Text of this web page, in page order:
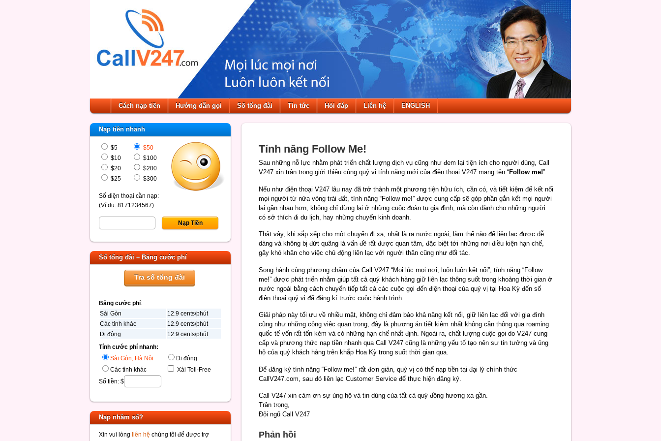
Cách nạp tiền Hướng dẫn gọi Số tổng đài Tin tức Hỏi đáp Liên hệ ENGLISH
Nạp tiền nhanh
$5
$10
$20
$25
$50
$100
$200
$300
Số điện thoại cần nạp:
(Ví dụ: 8171234567)
Số tổng đài – Bảng cước phí
Tra số tổng đài
Bảng cước phí:
Sài Gòn
12.9 cents/phút
Các tỉnh khác
12.9 cents/phút
Di động
12.9 cents/phút
Tính cước phí nhanh:
Sài Gòn, Hà Nội
Di động
Các tỉnh khác
Xài Toll-Free
Số tiền: $
Nạp nhầm số?
Xin vui lòng liên hệ chúng tôi để được trợ
Tính năng Follow Me!
Sau những nỗ lực nhằm phát triển chất lượng dịch vụ cũng như đem lại tiện ích cho người dùng, Call
V247 xin trân trọng giới thiệu cùng quý vị tính năng mới của điện thoại V247 mang tên “Follow me!”.
Nếu như điện thoại V247 lâu nay đã trở thành một phương tiện hữu ích, cần có, và tiết kiệm để kết nối
mọi người từ nửa vòng trái đất, tính năng “Follow me!” được cung cấp sẽ góp phần gắn kết mọi người
lại gần nhau hơn, không chỉ dừng lại ở những cuộc đoàn tụ gia đình, mà còn dành cho những người
có sở thích đi du lịch, hay những chuyến kinh doanh.
Thật vậy, khi sắp xếp cho một chuyến đi xa, nhất là ra nước ngoài, làm thế nào để liên lạc được dễ
dàng và không bị đứt quãng là vấn đề rất được quan tâm, đặc biệt tới những nơi điều kiện hạn chế,
gây khó khăn cho việc chủ động liên lạc với người thân cũng như đối tác.
Song hành cùng phương châm của Call V247 “Mọi lúc mọi nơi, luôn luôn kết nối”, tính năng “Follow
me!” được phát triển nhằm giúp tất cả quý khách hàng giữ liên lạc thông suốt trong khoảng thời gian ở
nước ngoài bằng cách chuyển tiếp tất cả các cuộc gọi đến điện thoại của quý vị tại Hoa Kỳ đến số
điện thoại quý vị đã đăng kí trước cuộc hành trình.
Giải pháp này tối ưu về nhiều mặt, không chỉ đảm bảo khả năng kết nối, giữ liên lạc đối với gia đình
cũng như những công việc quan trọng, đây là phương án tiết kiệm nhất không cần thông qua roaming
quốc tế vốn rất tốn kém và có những hạn chế nhất định. Ngoài ra, chất lượng cuộc gọi do V247 cung
cấp và phương thức nạp tiền nhanh qua Call V247 cũng là những yếu tố tạo nên sự tin tưởng và ủng
hộ của quý khách hàng trên khắp Hoa Kỳ trong suốt thời gian qua.
Để đăng ký tính năng “Follow me!” rất đơn giản, quý vị có thể nạp tiền tại đại lý chính thức
CallV247.com, sau đó liên lạc Customer Service để thực hiện đăng ký.
Call V247 xin cảm ơn sự ủng hộ và tin dùng của tất cả quý đồng hương xa gần.
Trân trọng,
Đội ngũ Call V247
Phản hồi